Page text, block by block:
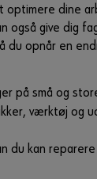
dine
også give dig
du opnår en
på små og
værktøj og
du kan